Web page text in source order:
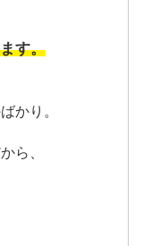
す。
かり。
ら、